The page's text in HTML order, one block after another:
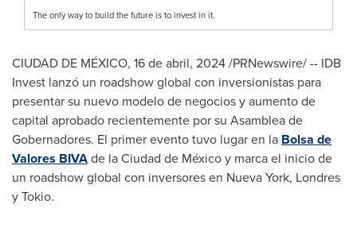
The only way to build the future is to invest in it.
CIUDAD DE MÉXICO, 16 de abril, 2024/PRNewswire/ -- IDB
Invest lanzó un roadshow global con inversionistas para
presentar su nuevo modelo de negocios y aumento de
capital aprobado recientemente por su Asamblea de
Gobernadores. El primer evento tuvo lugar en la Bolsa de
Valores BIVAde la Ciudad de México y marca el inicio de
un roadshow global con inversores en Nueva York, Londres
yTokio.